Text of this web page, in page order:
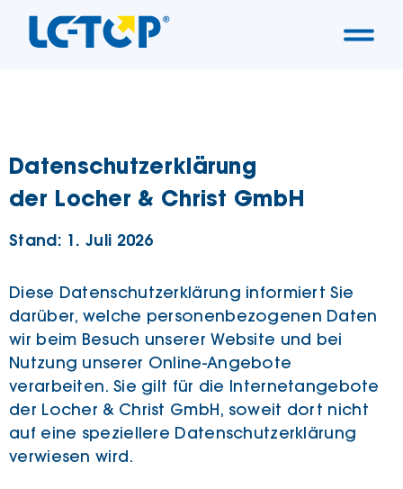
Datenschutzerklärung
der Locher & Christ GmbH
Stand: 1. Juli 2026
Diese Datenschutzerklärung informiert Sie
darüber, welche personenbezogenen Daten
wir beim Besuch unserer Website und bei
Nutzung unserer Online-Angebote
verarbeiten. Sie gilt für die Internetangebote
der Locher & Christ GmbH, soweit dort nicht
auf eine speziellere Datenschutzerklärung
verwiesen wird.